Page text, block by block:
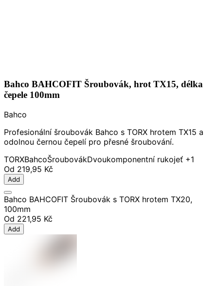
Bahco BAHCOFIT Šroubovák, hrot TX15, délka
čepele 100mm
Bahco
Profesionální šroubovák Bahco s TORX hrotem TX15 a
odolnou černou čepelí pro přesné šroubování.
TORXBahcoŠroubovákDvoukomponentní rukojeť +1
Od 219,95 Kč
Add
Bahco BAHCOFIT Šroubovák s TORX hrotem TX20,
100mm
Od 221,95 Kč
Add